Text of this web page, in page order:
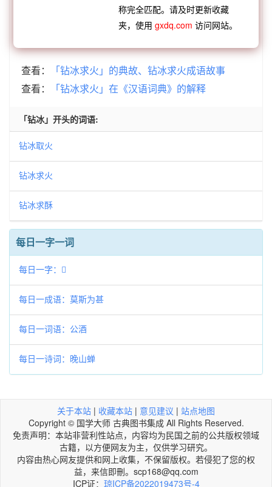
钻心刺骨 钻山塞海
钻隙逾
钻冰求火 钻仰弥高 钻穴逾墙
查看：
「钻冰求火」的典故、钻冰求火成语故事
查看：
「钻冰求火」在《汉语词典》的解释
「钻冰」开头的词语:
钻冰取火
钻冰求火
钻冰求酥
每日一字一词
每日一字：𡛌
每日一成语：莫斯为甚
每日一词语：公酒
每日一诗词：晚山蝉
关于本站 | 收藏本站 | 意见建议 | 站点地图
Copyright © 国学大师 古典图书集成 All Rights Reserved.
免责声明：本站非营利性站点，内容均为民国之前的公共版权领域
古籍，以方便网友为主，仅供学习研究。
内容由热心网友提供和网上收集，不保留版权。若侵犯了您的权
益，来信即刪。scp168@qq.com
ICP证： 琼ICP备2022019473号-4
称完全匹配。请及时更新收藏
夹，使用gxdq.com 访问网站。